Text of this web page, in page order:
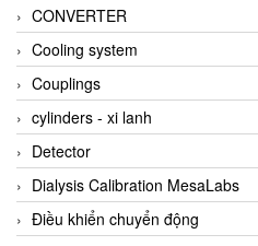
Alpha Moisture Vietnam
Alpha-Achem Vietnam
Alphino
ALRE-IT Vietnam
Altech
Amarillo Gear
Ametek
CONVERTER
Cooling system
Couplings
cylinders - xi lanh
Detector
Dialysis Calibration MesaLabs
Điều khiển chuyển động